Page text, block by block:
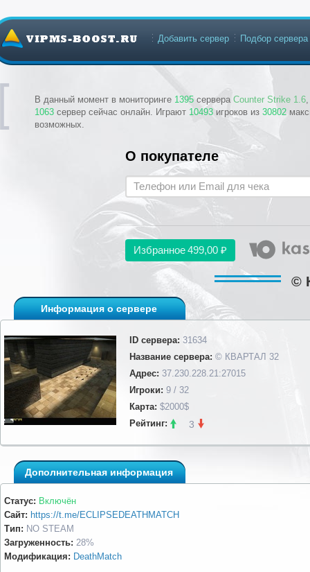
В данный момент в мониторинге 1395 сервера Counter Strike 1.6
1063 сервер сейчас онлайн. Играют 10493 игроков из 30802
возможных.
Добавить сервер Подбор сервера
О покупателе
Избранное499,00 ₽
©
Информация о сервере
ID сервера: 31634
Название сервера: © КВАРТАЛ 32
Адрес: 37.230.228.21:27015
Игроки: 9 / 32
Карта: $2000$
Рейтинг:
3
Дополнительная информация
Статус: Включён
Сайт: https://t.me/ECLIPSEDEATHMATCH
Тип: NO STEAM
Загруженность: 28%
Модификация: DeathMatch